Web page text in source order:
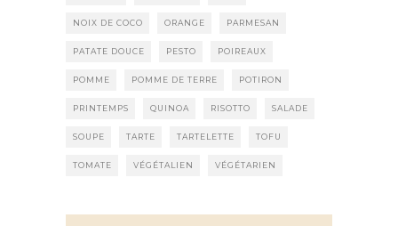
NOIX DE COCO ORANGE PARMESAN
PATATE DOUCE PESTO POIREAUX
POMME POMME DE TERRE POTIRON
PRINTEMPS QUINOA RISOTTO SALADE
SOUPE TARTE TARTELETTE TOFU
TOMATE VÉGÉTALIEN VÉGÉTARIEN